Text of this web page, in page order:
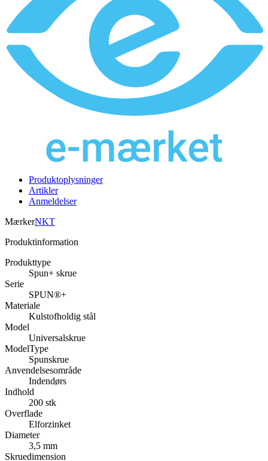
Produktoplysninger
Artikler
Anmeldelser
MærkerNKT
Produktinformation
Produkttype
Spun+ skrue
Serie
SPUN®+
Materiale
Kulstofholdig stål
Model
Universalskrue
ModelType
Spunskrue
Anvendelsesområde
Indendørs
Indhold
200 stk
Overflade
Elforzinket
Diameter
3,5 mm
Skruedimension